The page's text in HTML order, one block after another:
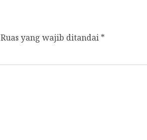
Ruas yang wajib ditandai *